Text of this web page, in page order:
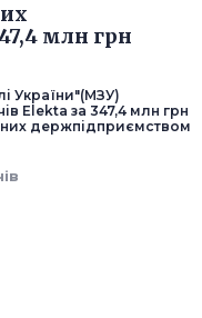
млн грн
України"(МЗУ)
Elekta за 347,4 млн грн
держпідприємством